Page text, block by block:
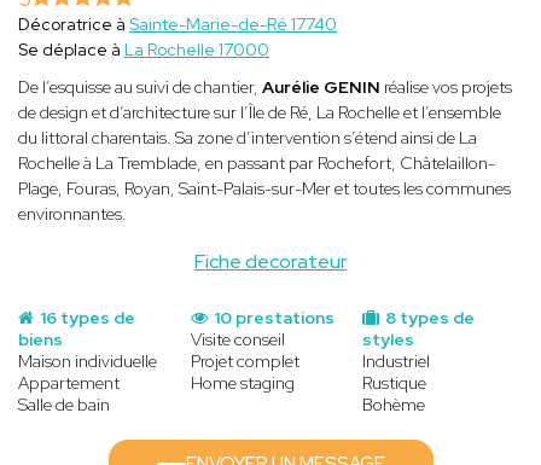
Fiche decorateur
Décoratrice à Sainte-Marie-de-Ré 17740
Se déplace à La Rochelle 17000
De l’esquisse au suivi de chantier, Aurélie GENIN réalise vos projets
de design et d’architecture sur l’Île de Ré, La Rochelle et l’ensemble
du littoral charentais. Sa zone d’intervention s’étend ainsi de La
Rochelle à La Tremblade, en passant par Rochefort, Châtelaillon-
Plage, Fouras, Royan, Saint-Palais-sur-Mer et toutes les communes
environnantes.
16 types de
biens
Maison individuelle
Appartement
Salle de bain
8 types de
styles
Industriel
Rustique
Bohème
10 prestations
Visite conseil
Projet complet
Home staging